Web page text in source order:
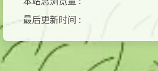
最后更新时间 :